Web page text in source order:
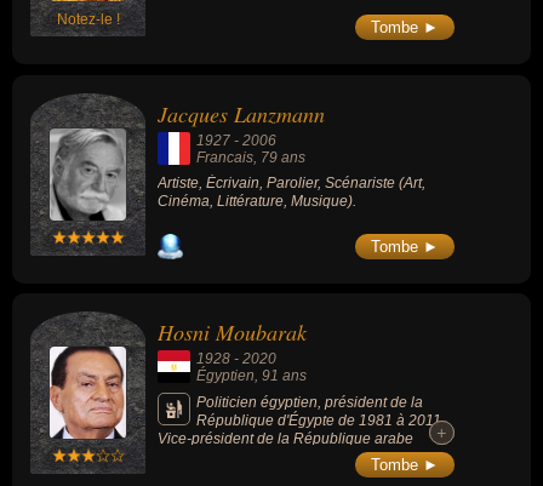
Notez-le ! Tombe ►
Jacques Lanzmann
1927 - 2006
Francais , 79 ans
Artiste, Écrivain, Parolier, Scénariste (Art,
Cinéma, Littérature, Musique).
Tombe ►
Hosni Moubarak
1928 - 2020
Égyptien, 91 ans
Politicien égyptien, président de la
République d'Égypte de 1981 à 2011.
Vice-président de la République arabe
d'Égypte au moment de l'assassinat
d'Anouar el-Sadate, en 1981, il lui succède
+
+
Tombe ►